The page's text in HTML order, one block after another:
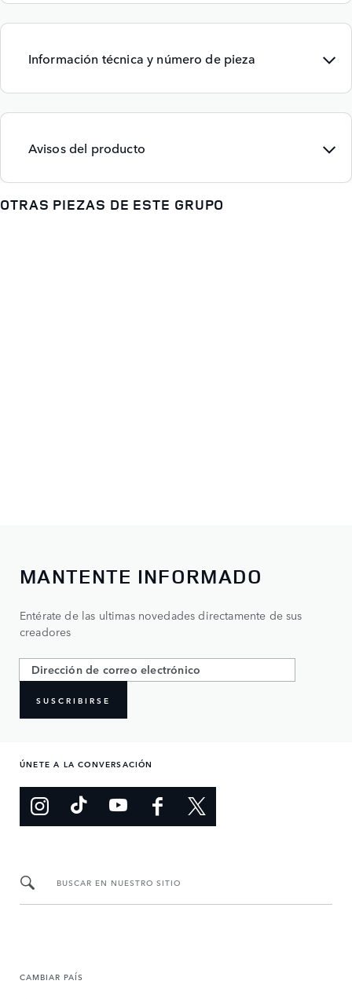
Información técnica y número de pieza
Avisos del producto
OTRAS PIEZAS DE ESTE GRUPO
MANTENTE INFORMADO
Entérate de las ultimas novedades directamente de sus
creadores
SUSCRIBIRSE
ÚNETE A LA CONVERSACIÓN
BUSCAR EN NUESTRO SITIO
CAMBIAR PAÍS